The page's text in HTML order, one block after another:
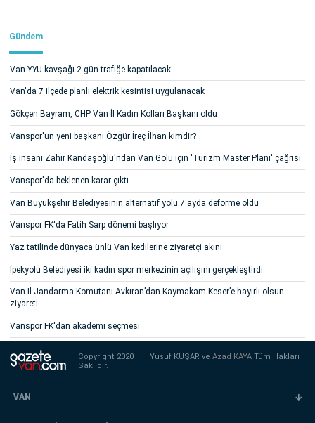
Gündem
Van YYÜ kavşağı 2 gün trafiğe kapatılacak
Van'da 7 ilçede planlı elektrik kesintisi uygulanacak
Gökçen Bayram, CHP Van İl Kadın Kolları Başkanı oldu
Vanspor'un yeni başkanı Özgür İreç İlhan kimdir?
İş insanı Zahir Kandaşoğlu'ndan Van Gölü için 'Turizm Master Planı' çağrısı
Vanspor'da beklenen karar çıktı
Van Büyükşehir Belediyesinin alternatif yolu 7 ayda deforme oldu
Vanspor FK'da Fatih Sarp dönemi başlıyor
Yaz tatilinde dünyaca ünlü Van kedilerine ziyaretçi akını
İpekyolu Belediyesi iki kadın spor merkezinin açılışını gerçekleştirdi
Van İl Jandarma Komutanı Avkıran’dan Kaymakam Keser’e hayırlı olsun
ziyareti
Vanspor FK'dan akademi seçmesi
Copyright 2020 | Yusuf KUŞAR veAzad KAYATüm Hakları
Saklıdır.
VAN